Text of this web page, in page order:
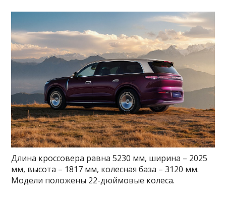
Длина кроссовера равна 5230 мм, ширина – 2025
мм, высота – 1817 мм, колесная база – 3120 мм.
Модели положены 22-дюймовые колеса.